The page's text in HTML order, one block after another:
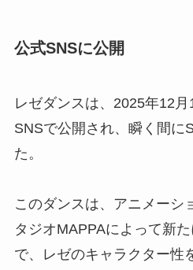
公式SNSに公開
レゼダンスは、2025年12
SNSで公開され、瞬く間に
た。
このダンスは、アニメーシ
タジオMAPPAによって新
で、レゼのキャラクター性